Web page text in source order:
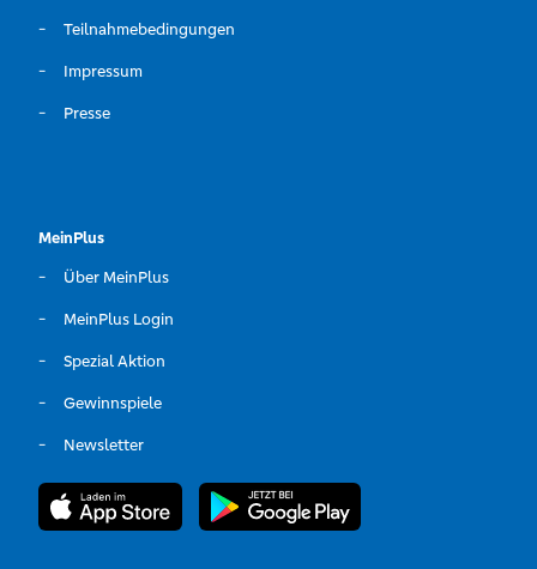
Teilnahmebedingungen
Impressum
Presse
MeinPlus
Über MeinPlus
MeinPlus Login
Spezial Aktion
Gewinnspiele
Newsletter